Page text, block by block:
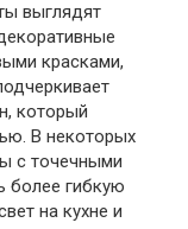
выглядят
красками,
который
В некоторых
с точечными
более гибкую
на кухне и